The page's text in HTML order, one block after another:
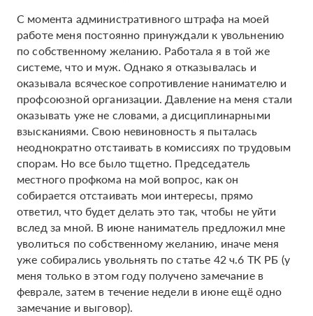
С момента административного штрафа на моей
работе меня постоянно принуждали к увольнению
по собственному желанию. Работала я в той же
системе, что и муж. Однако я отказывалась и
оказывала всяческое сопротивление нанимателю и
профсоюзной организации. Давление на меня стали
оказывать уже не словами, а дисциплинарными
взысканиями. Свою невиновность я пыталась
неоднократно отстаивать в комиссиях по трудовым
спорам. Но все было тщетно. Председатель
местного профкома на мой вопрос, как он
собирается отстаивать мои интересы, прямо
ответил, что будет делать это так, чтобы не уйти
вслед за мной. В июне наниматель предложил мне
уволиться по собственному желанию, иначе меня
уже собирались увольнять по статье 42 ч.6 ТК РБ (у
меня только в этом году получено замечание в
феврале, затем в течение недели в июне ещё одно
замечание и выговор).